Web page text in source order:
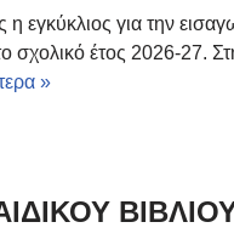
εγκύκλιος για την
σχολικό έτος 2026-27.
»